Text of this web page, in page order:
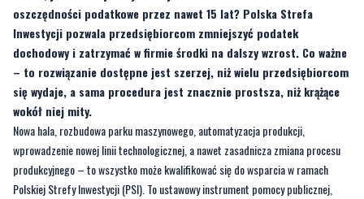
oszczędności podatkowe przez nawet 15 lat? Polska Strefa
Inwestycji pozwala przedsiębiorcom zmniejszyć podatek
dochodowy i zatrzymać w firmie środki na dalszy wzrost. Co ważne
– to rozwiązanie dostępne jest szerzej, niż wielu przedsiębiorcom
się wydaje, a sama procedura jest znacznie prostsza, niż krążące
wokół niej mity.
Nowa hala, rozbudowa parku maszynowego, automatyzacja produkcji,
wprowadzenie nowej linii technologicznej, a nawet zasadnicza zmiana procesu
produkcyjnego – to wszystko może kwalifikować się do wsparcia w ramach
Polskiej Strefy Inwestycji (PSI). To ustawowy instrument pomocy publicznej,